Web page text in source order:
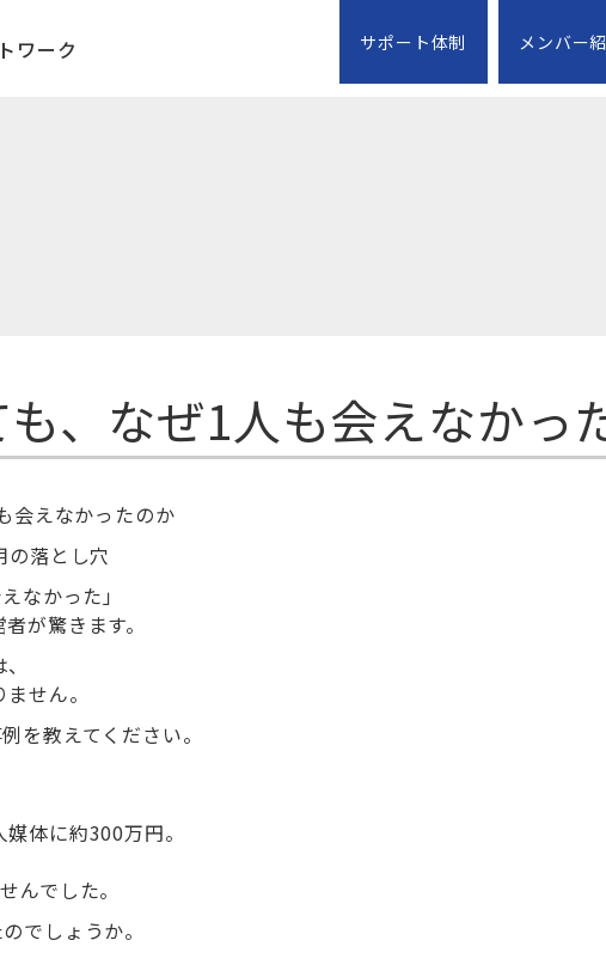
ワーク サポート体制 メンバー
、なぜ1人も会えなか
会えなかったのか
の落とし穴
なかった」
が驚きます。
せん。
を教えてください。
体に約300万円。
んでした。
でしょうか。